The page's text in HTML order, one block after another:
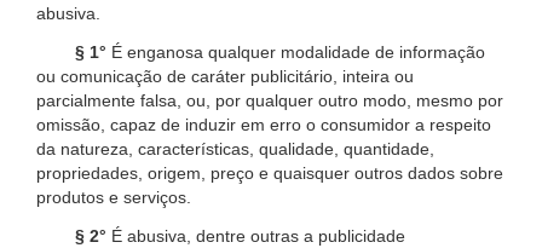
abusiva.
§ 1° É enganosa qualquer modalidade de informação
ou comunicação de caráter publicitário, inteira ou
parcialmente falsa, ou, por qualquer outro modo, mesmo por
omissão, capaz de induzir em erro o consumidor a respeito
da natureza, características, qualidade, quantidade,
propriedades, origem, preço e quaisquer outros dados sobre
produtos e serviços.
§ 2° É abusiva, dentre outras a publicidade